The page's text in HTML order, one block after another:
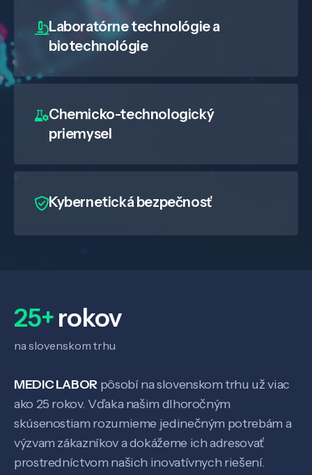
Veda a výskum
Pôsobenie
Laboratórne technológie a
biotechnológie
Chemicko-technologický
priemysel
Kybernetická bezpečnosť
25+rokov
na slovenskom trhu
MEDIC LABOR pôsobí na slovenskom trhu už viac
ako 25 rokov. Vďaka našim dlhoročným
skúsenostiam rozumieme jedinečným potrebám a
výzvam zákazníkov a dokážeme ich adresovať
prostredníctvom našich inovatívnych riešení.